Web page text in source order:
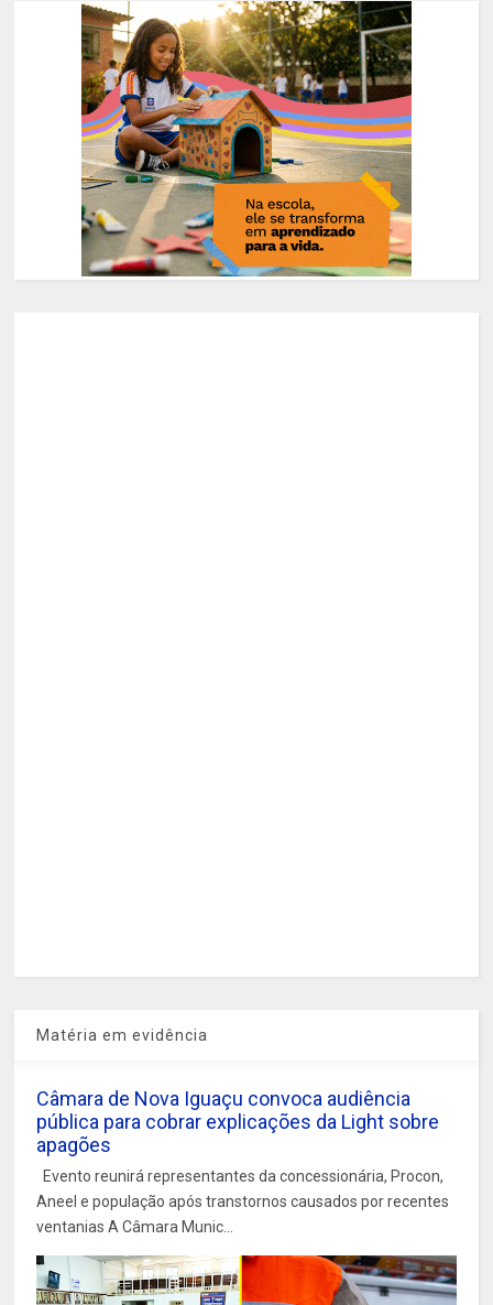
Matéria em evidência
Câmara de Nova Iguaçu convoca audiência
pública para cobrar explicações da Light sobre
apagões
Evento reunirá representantes da concessionária, Procon,
Aneel e população após transtornos causados por recentes
ventanias A Câmara Munic...